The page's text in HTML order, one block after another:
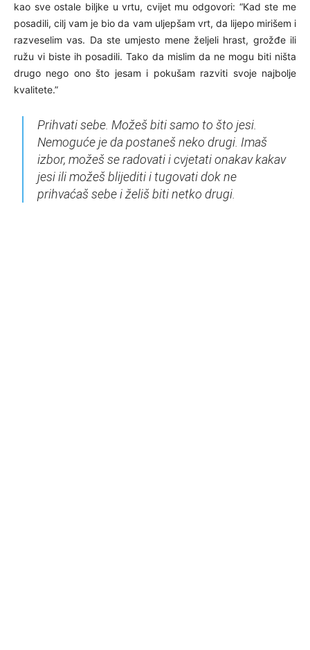
kao sve ostale biljke u vrtu, cvijet mu odgovori: “Kad ste me
posadili, cilj vam je bio da vam uljepšam vrt, da lijepo mirišem i
razveselim vas. Da ste umjesto mene željeli hrast, grožđe ili
ružu vi biste ih posadili. Tako da mislim da ne mogu biti ništa
drugo nego ono što jesam i pokušam razviti svoje najbolje
kvalitete.”
Prihvati sebe. Možeš biti samo to što jesi.
Nemoguće je da postaneš neko drugi. Imaš
izbor, možeš se radovati i cvjetati onakav kakav
jesi ili možeš blijediti i tugovati dok ne
prihvaćaš sebe i želiš biti netko drugi.